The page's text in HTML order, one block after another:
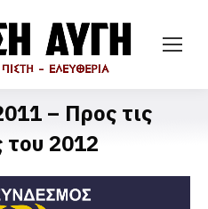
– Προς τις
του 2012